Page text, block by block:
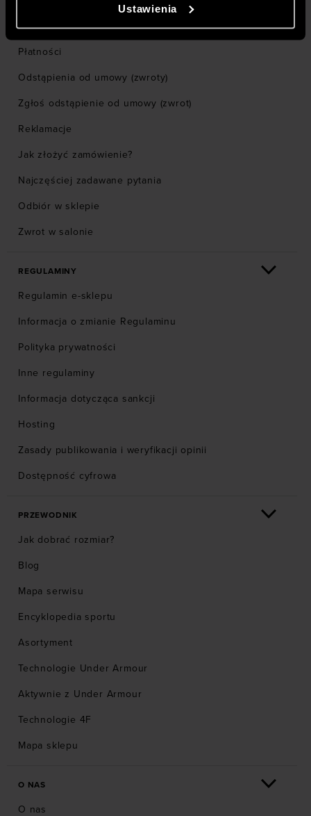
Ciebie z ich usług. Za Twoją zgodą możemy również
przekazywać do naszych partnerów Twoje dane
osobowe w celu kierowania dopasowanych reklam
wyświetlania, przeprowadzania badań analitycznych,
oferowanych przez naszych partnerów (np. sieci
społecznościowych). Szczegółowe informacje
„Szczegóły”
Ustawienia
Dostawa
Płatności
Odstąpienia od umowy (zwroty)
Zgłoś odstąpienie od umowy (zwrot)
Reklamacje
Jak złożyć zamówienie?
Najczęściej zadawane pytania
Odbiór w sklepie
Zwrot w salonie
REGULAMINY
Regulamin e-sklepu
Informacja o zmianie Regulaminu
Polityka prywatności
Inne regulaminy
Informacja dotycząca sankcji
Hosting
Zasady publikowania i weryfikacji opinii
Dostępność cyfrowa
PRZEWODNIK
Jak dobrać rozmiar?
Blog
Mapa serwisu
Encyklopedia sportu
Asortyment
Technologie Under Armour
Aktywnie z Under Armour
Technologie 4F
Mapa sklepu
O NAS
O nas